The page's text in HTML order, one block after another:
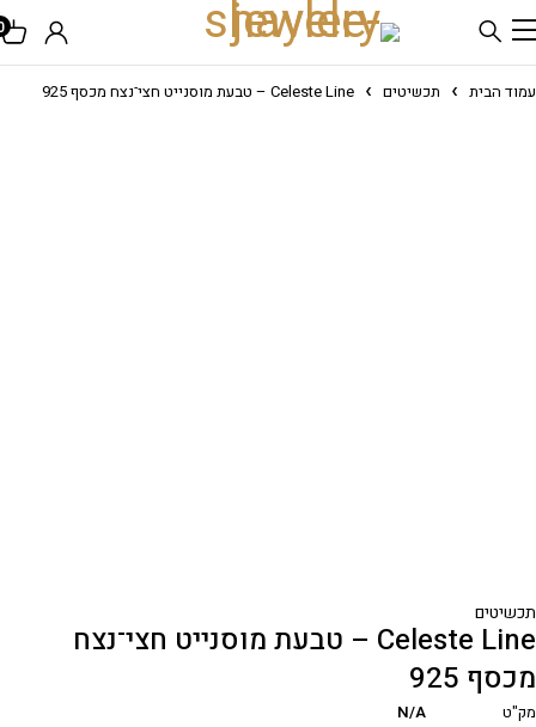
עמוד הבית תכשיטים Celeste Line – טבעת מוסנייט חצי־נצח מכסף 925
תכשיטים
Celeste Line – טבעת מוסנייט חצי־נצח
מכסף 925
מק"ט
N/A